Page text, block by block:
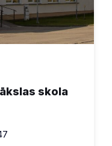
skola